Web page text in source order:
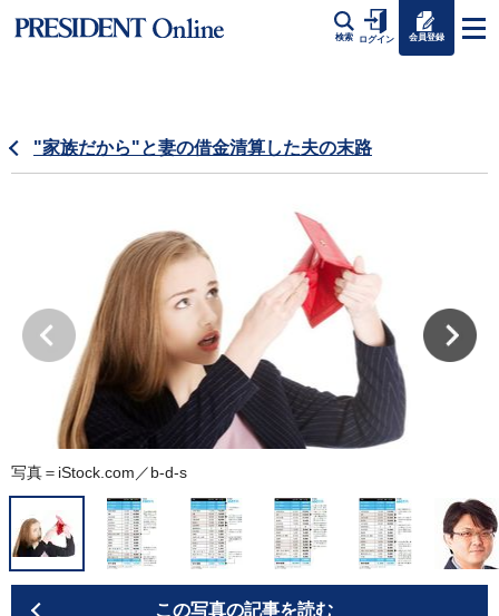
検索 ログイン 会員登録
"家族だから"と妻の借金清算した夫の末路
写真＝iStock.com／b-d-s
この写真の記事を読む